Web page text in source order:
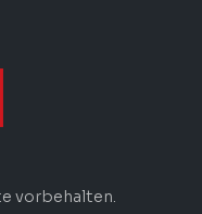
vorbehalten.